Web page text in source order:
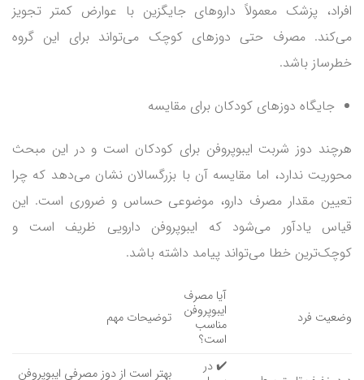
افراد، پزشک معمولاً داروهای جایگزین با عوارض کمتر تجویز
می‌کند. مصرف حتی دوزهای کوچک می‌تواند برای این گروه
خطرساز باشد.
جایگاه دوزهای کودکان برای مقایسه
هرچند دوز شربت ایبوپروفن برای کودکان است و در این مبحث
محوریت ندارد، اما مقایسه آن با بزرگسالان نشان می‌دهد که چرا
تعیین مقدار مصرف دارو، موضوعی حساس و ضروری است. این
قیاس یادآور می‌شود که ایبوپروفن دارویی ظریف است و
کوچک‌ترین خطا می‌تواند پیامد داشته باشد.
وضعیت فرد
آیا مصرف
ایبوپروفن
مناسب
است؟
توضیحات مهم
✔️ در بهتر است از دوز مصرفی ایبوپروفن